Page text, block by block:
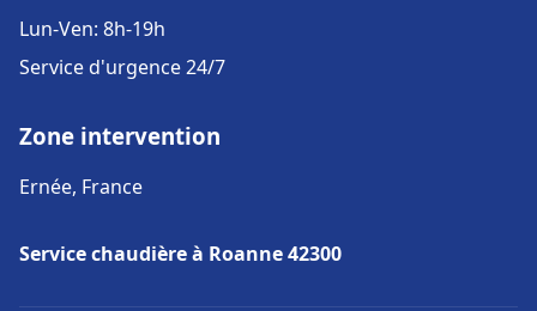
Lun-Ven: 8h-19h
Service d'urgence 24/7
Zone intervention
Ernée, France
Service chaudière à Roanne 42300